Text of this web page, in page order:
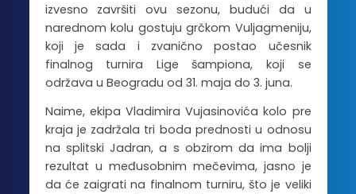
izvesno završiti ovu sezonu, budući da u
narednom kolu gostuju grčkom Vuljagmeniju,
koji je sada i zvanično postao učesnik
finalnog turnira Lige šampiona, koji se
održava u Beogradu od 31. maja do 3. juna.
Naime, ekipa Vladimira Vujasinovića kolo pre
kraja je zadržala tri boda prednosti u odnosu
na splitski Jadran, a s obzirom da ima bolji
rezultat u međusobnim mečevima, jasno je
da će zaigrati na finalnom turniru, što je veliki